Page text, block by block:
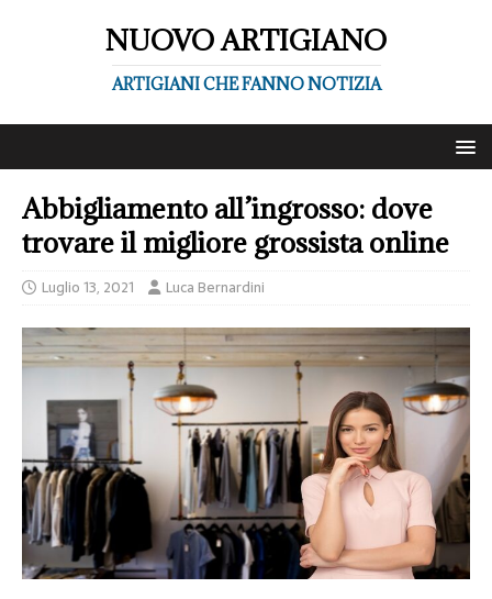
NUOVO ARTIGIANO
ARTIGIANI CHE FANNO NOTIZIA
Abbigliamento all’ingrosso: dove
trovare il migliore grossista online
Luglio 13, 2021 Luca Bernardini